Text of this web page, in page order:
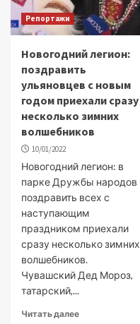
Репортажи
Новогодний легион:
поздравить
ульяновцев с новым
годом приехали сразу
несколько зимних
волшебников
10/01/2022
Новогодний легион: в
парке Дружбы народов
поздравить всех с
наступающим
праздником приехали
сразу несколько зимних
волшебников.
Чувашский Дед Мороз,
татарский,...
Читать далее